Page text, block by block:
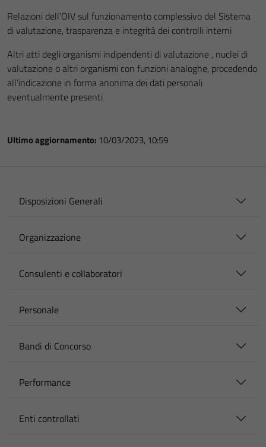
Relazioni dell’OIV sul funzionamento complessivo del Sistema
di valutazione, trasparenza e integrità dei controlli interni
Altri atti degli organismi indipendenti di valutazione , nuclei di
valutazione o altri organismi con funzioni analoghe, procedendo
all’indicazione in forma anonima dei dati personali
eventualmente presenti
Ultimo aggiornamento: 10/03/2023, 10:59
Disposizioni Generali
Organizzazione
Consulenti e collaboratori
Personale
Bandi di Concorso
Performance
Enti controllati